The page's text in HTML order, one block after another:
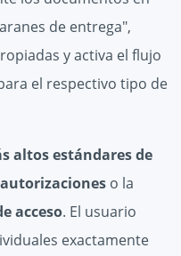
de entrega",
y activa el flujo
el respectivo tipo de
altos estándares de
o la
acceso. El usuario
exactamente